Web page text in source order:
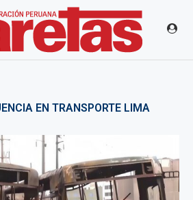
EN TRANSPORTE LIMA